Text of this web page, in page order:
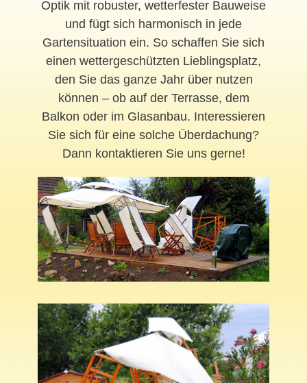
Optik mit robuster, wetterfester Bauweise
und fügt sich harmonisch in jede
Gartensituation ein. So schaffen Sie sich
einen wettergeschützten Lieblingsplatz,
den Sie das ganze Jahr über nutzen
können – ob auf der Terrasse, dem
Balkon oder im Glasanbau. Interessieren
Sie sich für eine solche Überdachung?
Dann kontaktieren Sie uns gerne!